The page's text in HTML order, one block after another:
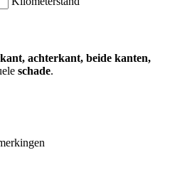
achterkant, beide kanten,
schade.